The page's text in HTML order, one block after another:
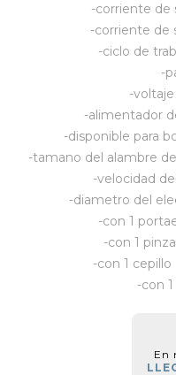
-corriente de
-corriente de
-ciclo de
-
-
-alimentador
-disponible para
-tamano del alambre
-velocidad
-diametro del
-con 1
-con 1
-con 1
-con
En
Vestimenta y